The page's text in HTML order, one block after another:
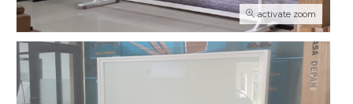
activate zoom